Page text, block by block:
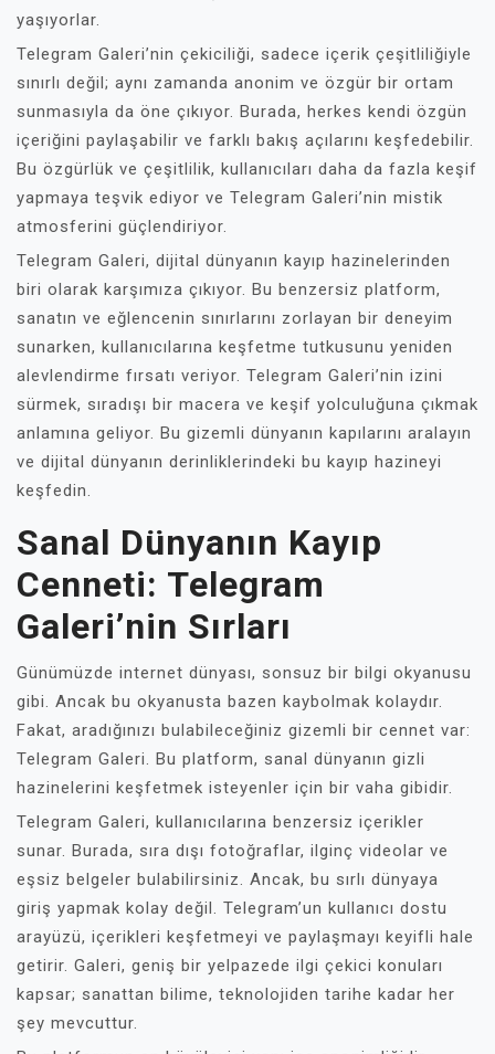
yaşıyorlar.
Telegram Galeri’nin çekiciliği, sadece içerik çeşitliliğiyle
sınırlı değil; aynı zamanda anonim ve özgür bir ortam
sunmasıyla da öne çıkıyor. Burada, herkes kendi özgün
içeriğini paylaşabilir ve farklı bakış açılarını keşfedebilir.
Bu özgürlük ve çeşitlilik, kullanıcıları daha da fazla keşif
yapmaya teşvik ediyor ve Telegram Galeri’nin mistik
atmosferini güçlendiriyor.
Telegram Galeri, dijital dünyanın kayıp hazinelerinden
biri olarak karşımıza çıkıyor. Bu benzersiz platform,
sanatın ve eğlencenin sınırlarını zorlayan bir deneyim
sunarken, kullanıcılarına keşfetme tutkusunu yeniden
alevlendirme fırsatı veriyor. Telegram Galeri’nin izini
sürmek, sıradışı bir macera ve keşif yolculuğuna çıkmak
anlamına geliyor. Bu gizemli dünyanın kapılarını aralayın
ve dijital dünyanın derinliklerindeki bu kayıp hazineyi
keşfedin.
Sanal Dünyanın Kayıp
Cenneti: Telegram
Galeri’nin Sırları
Günümüzde internet dünyası, sonsuz bir bilgi okyanusu
gibi. Ancak bu okyanusta bazen kaybolmak kolaydır.
Fakat, aradığınızı bulabileceğiniz gizemli bir cennet var:
Telegram Galeri. Bu platform, sanal dünyanın gizli
hazinelerini keşfetmek isteyenler için bir vaha gibidir.
Telegram Galeri, kullanıcılarına benzersiz içerikler
sunar. Burada, sıra dışı fotoğraflar, ilginç videolar ve
eşsiz belgeler bulabilirsiniz. Ancak, bu sırlı dünyaya
giriş yapmak kolay değil. Telegram’un kullanıcı dostu
arayüzü, içerikleri keşfetmeyi ve paylaşmayı keyifli hale
getirir. Galeri, geniş bir yelpazede ilgi çekici konuları
kapsar; sanattan bilime, teknolojiden tarihe kadar her
şey mevcuttur.